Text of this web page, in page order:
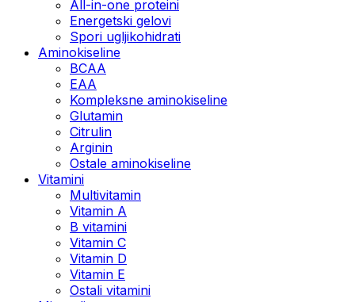
All-in-one proteini
Energetski gelovi
Spori ugljikohidrati
Aminokiseline
BCAA
EAA
Kompleksne aminokiseline
Glutamin
Citrulin
Arginin
Ostale aminokiseline
Vitamini
Multivitamin
Vitamin A
B vitamini
Vitamin C
Vitamin D
Vitamin E
Ostali vitamini